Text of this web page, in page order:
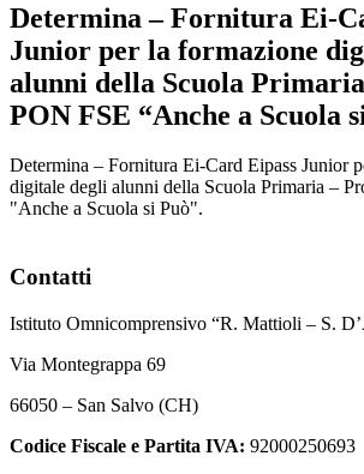
Determina – Fornitura Ei-
Junior per la formazione
alunni della Scuola
PON FSE “Anche a Scuola
Determina – Fornitura Ei-Card Eipass Junior
digitale degli alunni della Scuola Primaria –
"Anche a Scuola si Può".
Contatti
Istituto Omnicomprensivo “R. Mattioli – S.
Via Montegrappa 69
66050 – San Salvo (CH)
Codice Fiscale e Partita IVA: 92000250693